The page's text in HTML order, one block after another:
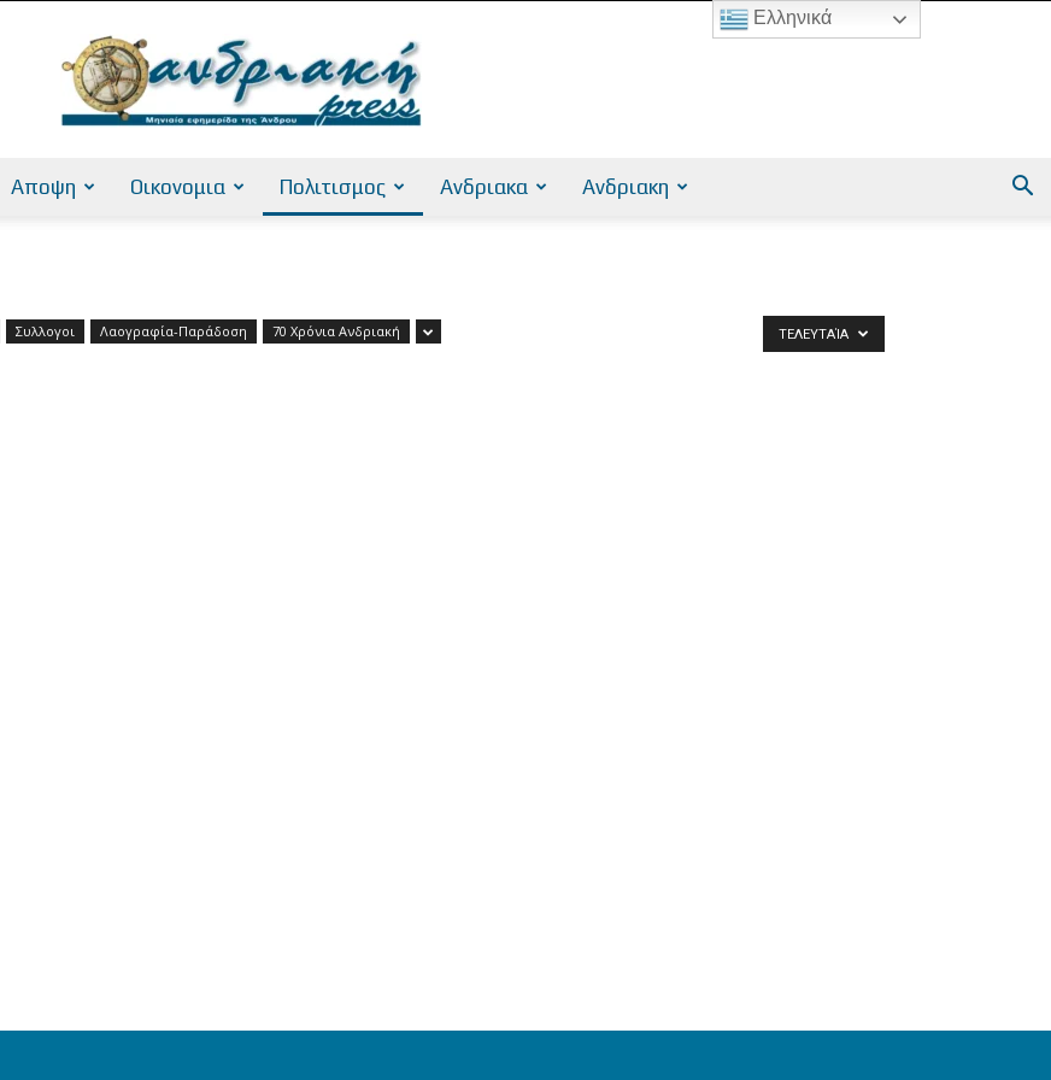
Αποψη Οικονομια Πολιτισμος Ανδριακα Ανδριακη
Συλλογοι Λαογραφία-Παράδοση 70 Χρόνια Ανδριακή ΤΕΛΕΥΤΑΊΑ
Ελληνικά